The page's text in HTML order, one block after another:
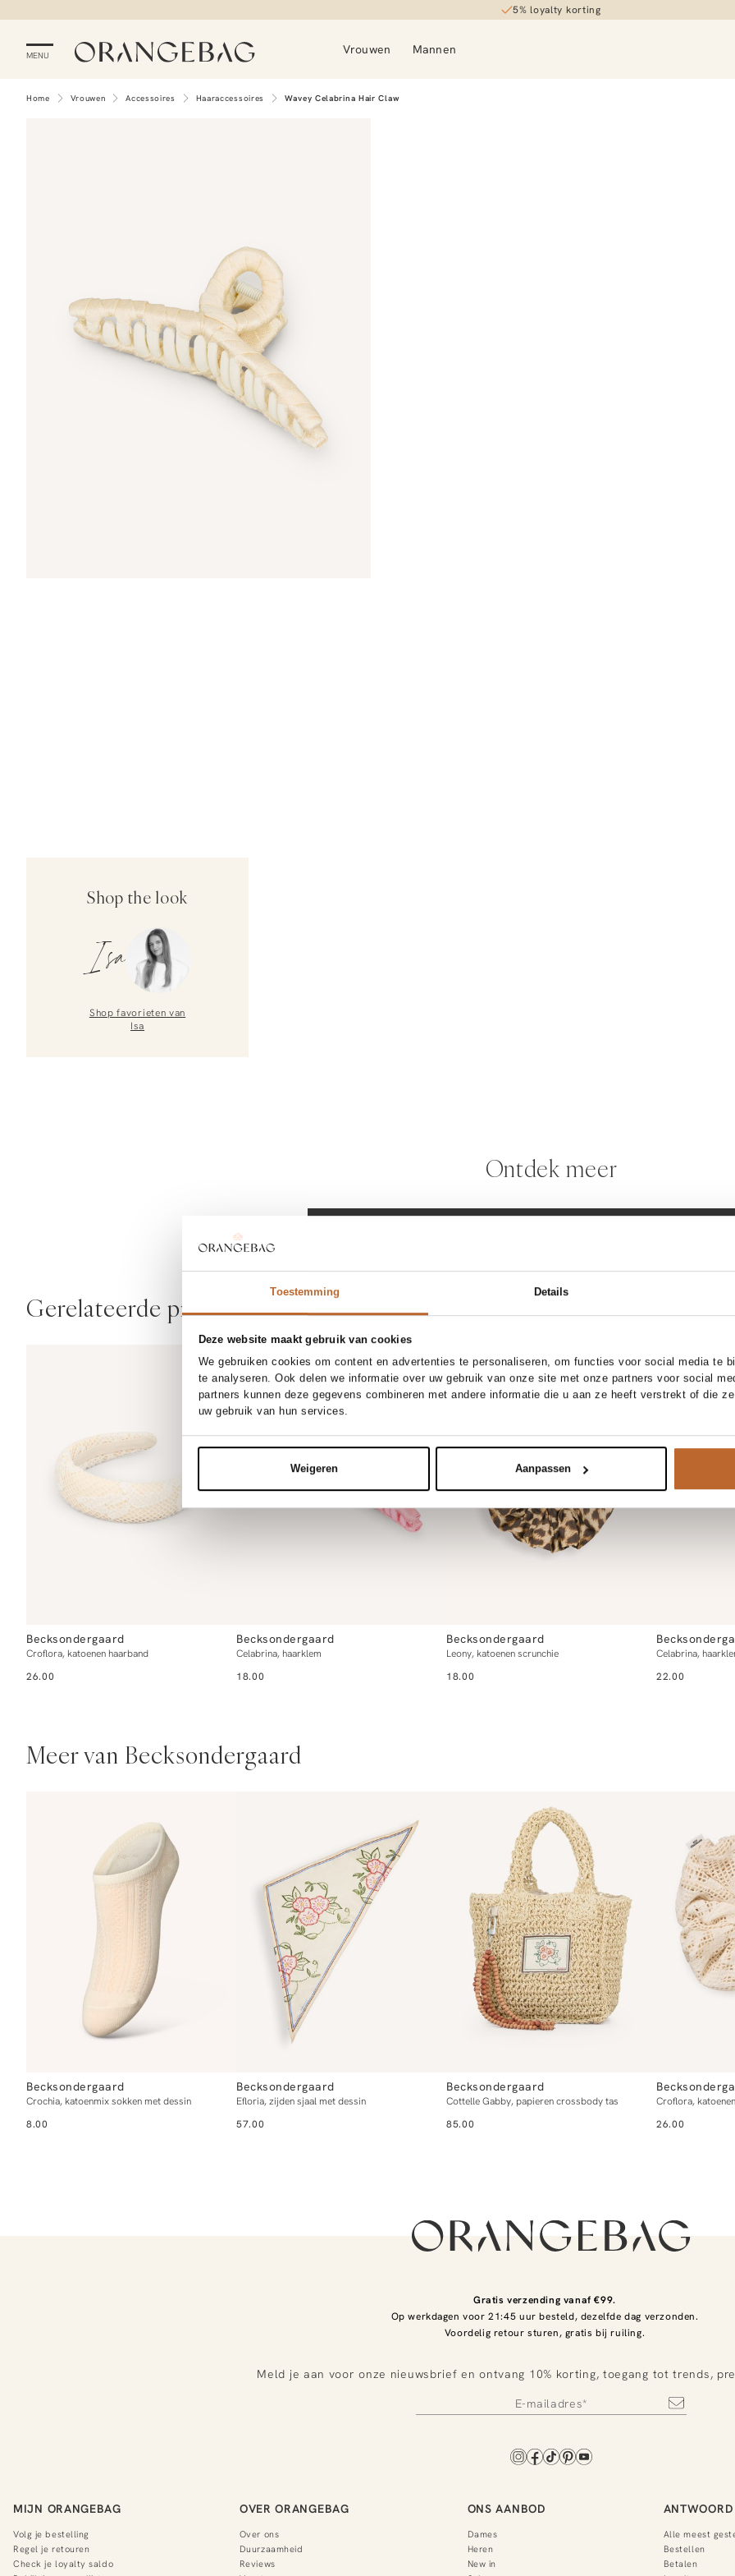
Toestemming Details
Deze website maakt gebruik van cookies
We gebruiken cookies om content en advertenties te personaliseren, om functies voor social media te
te analyseren. Ook delen we informatie over uw gebruik van onze site met onze partners voor social
partners kunnen deze gegevens combineren met andere informatie die u aan ze heeft verstrekt of die
uw gebruik van hun services.
Weigeren Aanpassen
5% loyalty korting
MENU Vrouwen Mannen
Home Vrouwen Accessoires Haaraccessoires Wavey Celabrina Hair Claw
Shop the look
Isa
Shop favorieten van
Isa
Ontdek meer
Gerelateerde producten
Becksondergaard
Croflora, katoenen haarband
26.00
Becksondergaard
Celabrina, haarklem
18.00
Becksondergaard
Leony, katoenen scrunchie
18.00
Celabrina,
22.00
Meer van Becksondergaard
Becksondergaard
Crochia, katoenmix sokken met dessin
8.00
Becksondergaard
Efloria, zijden sjaal met dessin
57.00
Becksondergaard
Cottelle Gabby, papieren crossbody tas
85.00
Croflora,
26.00
Gratis verzending vanaf €99.
Op werkdagen voor 21:45 uur besteld, dezelfde dag verzonden.
Voordelig retour sturen, gratis bij ruiling.
Meld je aan voor onze nieuwsbrief en ontvang 10% korting, toegang tot trends,
MIJN ORANGEBAG
Volg je bestelling
Regel je retouren
Check je loyalty saldo
OVER ORANGEBAG
Over ons
Duurzaamheid
Reviews
ONS AANBOD
Dames
Heren
New in
Alle meest
Bestellen
Betalen